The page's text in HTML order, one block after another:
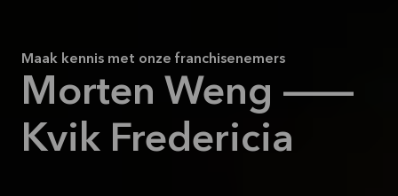
Maak kennis met onze franchisenemers
Morten Weng —
Kvik Fredericia